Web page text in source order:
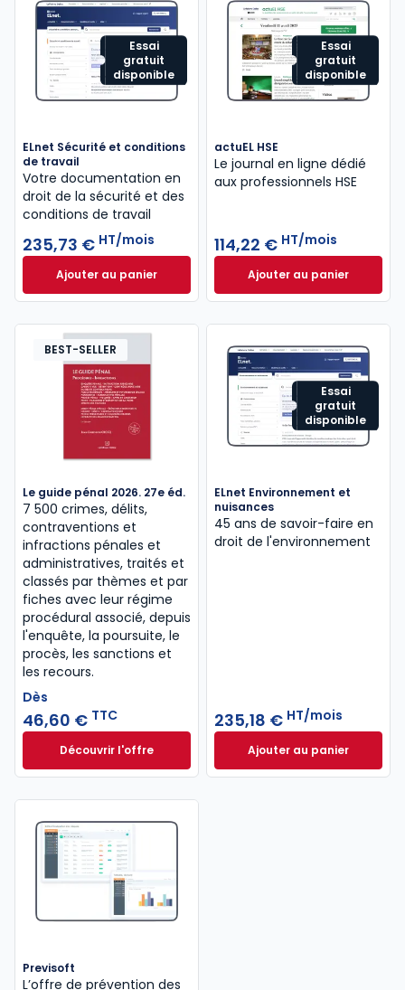
Essai
gratuit
disponible
ELnet Sécurité et conditions
de travail
Votre documentation en
droit de la sécurité ​et des
conditions de travail
235,73 € HT/mois
Ajouter au panierELnet Sécurité et conditions de travail à 235,73 €
Essai
gratuit
disponible
actuEL HSE
Le journal en ligne dédié
aux professionnels HSE
114,22 € HT/mois
Ajouter au panier
actuEL HSE à
BEST-SELLER
Le guide pénal 2026. 27e éd.
7 500 crimes, délits,
contraventions et
infractions pénales et
administratives, traités et
classés par thèmes et par
fiches avec leur régime
procédural associé, depuis
l'enquête, la poursuite, le
procès, les sanctions et
les recours.
Dès
46,60 € TTC
Découvrir l'offreLe guide pénal 2026. 27e éd. à partir de
Dès
Essai
gratuit
disponible
ELnet Environnement et
nuisances
45 ans de savoir-faire en
droit de l'environnement
235,18 € HT/mois
Ajouter au panier
ELnet
Previsoft
L’offre de prévention des